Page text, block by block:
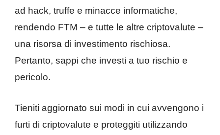
ad hack, truffe e minacce informatiche,
rendendo FTM – e tutte le altre criptovalute –
una risorsa di investimento rischiosa.
Pertanto, sappi che investi a tuo rischio e
pericolo.
Tieniti aggiornato sui modi in cui avvengono i
furti di criptovalute e proteggiti utilizzando